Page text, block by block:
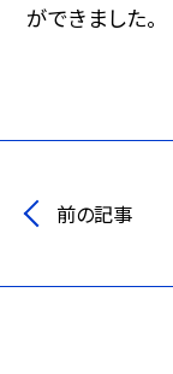
ができました。
前の記事